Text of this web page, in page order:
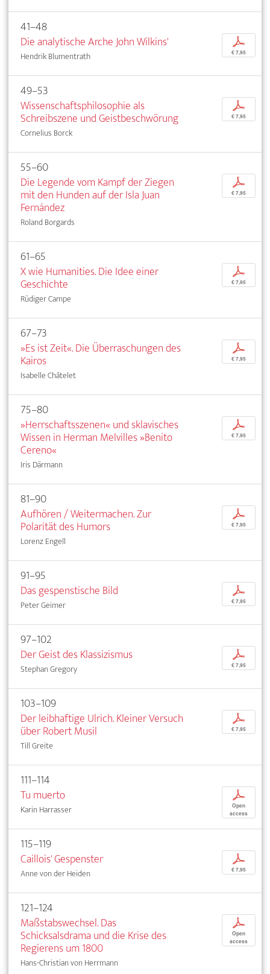
41–48
Die analytische Arche John Wilkins'
Hendrik Blumentrath
p
€ 7,95
49–53
Wissenschaftsphilosophie als
Schreibszene und Geistbeschwörung
Cornelius Borck
p
€ 7,95
55–60
Die Legende vom Kampf der Ziegen
mit den Hunden auf der Isla Juan
Fernández
Roland Borgards
p
€ 7,95
61–65
X wie Humanities. Die Idee einer
Geschichte
Rüdiger Campe
p
€ 7,95
67–73
»Es ist Zeit«. Die Überraschungen des
Kairos
Isabelle Châtelet
p
€ 7,95
75–80
»Herrschaftsszenen« und sklavisches
Wissen in Herman Melvilles »Benito
Cereno«
Iris Därmann
p
€ 7,95
81–90
Aufhören / Weitermachen. Zur
Polarität des Humors
Lorenz Engell
p
€ 7,95
91–95
Das gespenstische Bild
Peter Geimer
p
€ 7,95
97–102
Der Geist des Klassizismus
Stephan Gregory
p
€ 7,95
103–109
Der leibhaftige Ulrich. Kleiner Versuch
über Robert Musil
Till Greite
p
€ 7,95
111–114
Tu muerto
Karin Harrasser
p
Open
access
115–119
Caillois' Gespenster
Anne von der Heiden
p
€ 7,95
121–124
Maßstabswechsel. Das
Schicksalsdrama und die Krise des
Regierens um 1800
Hans-Christian von Herrmann
p
Open
access